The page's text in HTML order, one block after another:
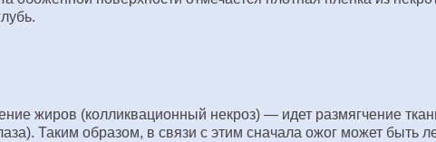
жиров (колликвационный некроз) — идет размягчение
Таким образом, в связи с этим сначала ожог может быть